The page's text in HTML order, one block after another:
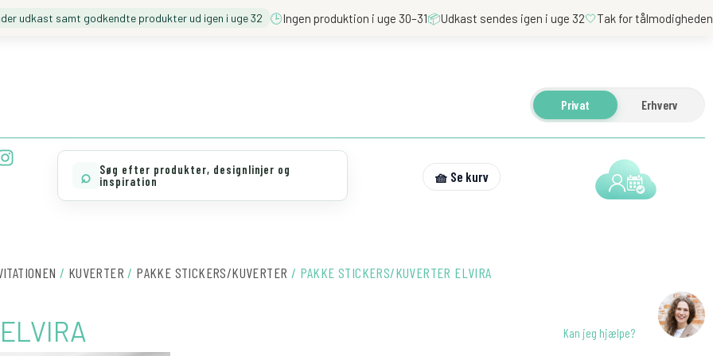
udkast samt godkendte produkter ud igen i uge 32 🕒Ingen produktion i uge 30–31📦Udkast sendes igen i uge 32🤍Tak for tålmodigheden
Privat Erhverv
I
n
a
⌕
Søg efter produkter, designlinjer og
inspiration
🧺 Se kurv
/ KUVERTER / PAKKE STICKERS/KUVERTER / PAKKE STICKERS/KUVERTER ELVIRA
Kan jeg hjælpe?